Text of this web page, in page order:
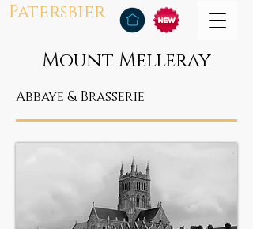
Patersbier
Mount Melleray
Abbaye & Brasserie